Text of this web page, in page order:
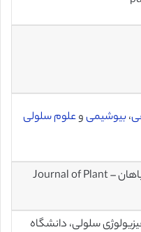
،بیوشیمیوعلوم سلولی
مجله فیزیولوژی گیاهان – Journal of Plant
سلولی، دانشگاه